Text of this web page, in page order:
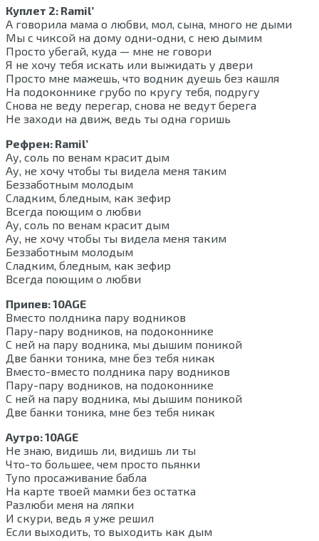
Куплет 2: Ramil’
А говорила мама о любви, мол, сына, много не дыми
Мы с чиксой на дому одни-одни, с нею дымим
Просто убегай, куда — мне не говори
Я не хочу тебя искать или выжидать у двери
Просто мне мажешь, что водник дуешь без кашля
На подоконнике грубо по кругу тебя, подругу
Снова не веду перегар, снова не ведут берега
Не заходи на движ, ведь ты одна горишь
Рефрен: Ramil’
Ау, соль по венам красит дым
Ау, не хочу чтобы ты видела меня таким
Беззаботным молодым
Сладким, бледным, как зефир
Всегда поющим о любви
Ау, соль по венам красит дым
Ау, не хочу чтобы ты видела меня таким
Беззаботным молодым
Сладким, бледным, как зефир
Всегда поющим о любви
Припев: 10AGE
Вместо полдника пару водников
Пару-пару водников, на подоконнике
С ней на пару водника, мы дышим поникой
Две банки тоника, мне без тебя никак
Вместо-вместо полдника пару водников
Пару-пару водников, на подоконнике
С ней на пару водника, мы дышим поникой
Две банки тоника, мне без тебя никак
Аутро: 10AGE
Не знаю, видишь ли, видишь ли ты
Что-то большее, чем просто пьянки
Тупо просаживание бабла
На карте твоей мамки без остатка
Разлюби меня на ляпки
И скури, ведь я уже решил
Если выходить, то выходить как дым